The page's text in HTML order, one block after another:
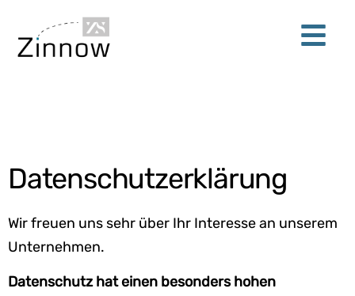
Datenschutzerklärung
Wir freuen uns sehr über Ihr Interesse an unserem
Unternehmen.
Datenschutz hat einen besonders hohen